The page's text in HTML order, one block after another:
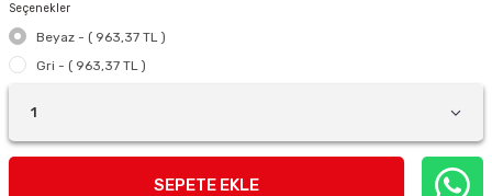
Seçenekler
Beyaz - ( 963,37 TL )
Gri - ( 963,37 TL )
SEPETE EKLE